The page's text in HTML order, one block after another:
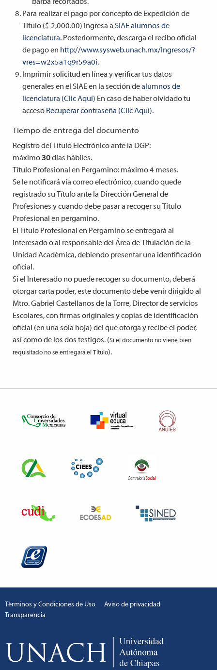
barba recortados.
Para realizar el pago por concepto de Expedición de
Título ($ 2,000.00) ingresa a SIAE alumnos de
licenciatura. Posteriormente, descarga el recibo oficial
de pagoen http://www.sysweb.unach.mx/Ingresos/?
vres=w2x5a1q9r59a0i.
Imprimir solicitud en línea y verificar tus datos
generales en el SIAE en la sección dealumnos de
licenciatura (Clic Aquí) En caso de haber olvidado tu
acceso Recuperar contraseña (Clic Aquí).
Tiempo de entrega del documento
Registro del Título Electrónico ante la DGP:
máximo30días hábiles.
Título Profesional en Pergamino: máximo 4 meses.
Se le notificará vía correo electrónico, cuando quede
registrado su Título ante la Dirección General de
Profesiones y cuando debe pasar a recoger su Título
Profesional en pergamino.
El Título Profesional en Pergamino se entregará al
interesado o al responsable del Área de Titulación de la
Unidad Académica, debiendo presentar una identificación
oficial.
Si el Interesado no puede recoger su documento, deberá
otorgar carta poder, este documento debe venir dirigido al
Mtro. Gabriel Castellanos de la Torre, Director de servicios
Escolares, con firmas originales y copias de identificación
oficial (en una sola hoja) del que otorga y recibe el poder,
así como de los dos testigos. (Si el documento no viene bien
requisitado no se entregará el Título).
Términos y Condiciones de Uso
Aviso de privacidad
Transparencia